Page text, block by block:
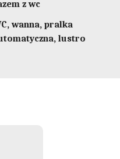
z wc
wanna, pralka
lustro